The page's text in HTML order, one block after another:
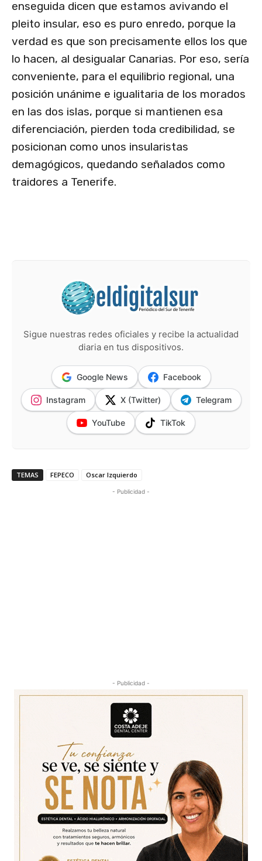
enseguida dicen que estamos avivando el
pleito insular, eso es puro enredo, porque la
verdad es que son precisamente ellos los que
lo hacen, al desigualar Canarias. Por eso, sería
conveniente, para el equilibrio regional, una
posición unánime e igualitaria de los morados
en las dos islas, porque si mantienen esa
diferenciación, pierden toda credibilidad, se
posicionan como unos insularistas
demagógicos, quedando señalados como
traidores a Tenerife.
Sigue nuestras redes oficiales y recibe la actualidad
diaria en tus dispositivos.
Google News Facebook
Instagram X (Twitter) Telegram
YouTube TikTok
TEMAS FEPECO Oscar Izquierdo
- Publicidad -
- Publicidad -